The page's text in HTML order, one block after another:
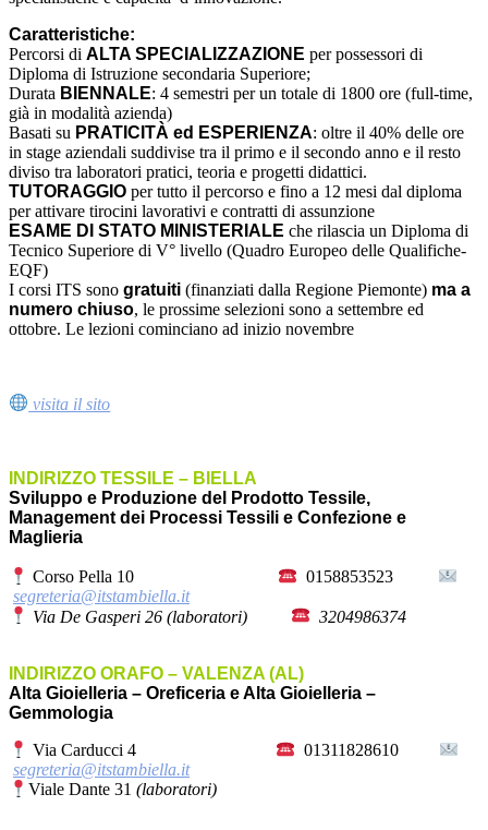
Caratteristiche:
Percorsi di ALTA SPECIALIZZAZIONE per possessori di
Diploma di Istruzione secondaria Superiore;
Durata BIENNALE: 4 semestri per un totale di 1800 ore (full-time,
già in modalità azienda)
Basati su PRATICITÀ ed ESPERIENZA: oltre il 40% delle ore
in stage aziendali suddivise tra il primo e il secondo anno e il resto
diviso tra laboratori pratici, teoria e progetti didattici.
TUTORAGGIO per tutto il percorso e fino a 12 mesi dal diploma
per attivare tirocini lavorativi e contratti di assunzione
ESAME DI STATO MINISTERIALE che rilascia un Diploma di
Tecnico Superiore di V° livello (Quadro Europeo delle Qualifiche-
EQF)
I corsi ITS sono gratuiti (finanziati dalla Regione Piemonte) ma a
numero chiuso, le prossime selezioni sono a settembre ed
ottobre. Le lezioni cominciano ad inizio novembre
visita il sito
INDIRIZZO TESSILE – BIELLA
Sviluppo e Produzione del Prodotto Tessile,
Management dei Processi Tessili e Confezione e
Maglieria
Corso Pella 10
0158853523
segreteria@itstambiella.it
Via De Gasperi 26 (laboratori)
3204986374
INDIRIZZO ORAFO – VALENZA (AL)
Alta Gioielleria – Oreficeria e Alta Gioielleria –
Gemmologia
Via Carducci 4
01311828610
segreteria@itstambiella.it
Viale Dante 31(laboratori)